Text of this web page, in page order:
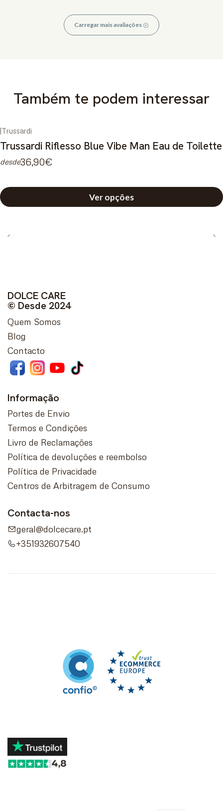
Carregar mais avaliações
Também te podem interessar
|Trussardi
Trussardi Riflesso Blue Vibe Man Eau de Toilette
desde36,90€
Ver opções
DOLCE CARE
© Desde 2024
Quem Somos
Blog
Contacto
Informação
Portes de Envio
Termos e Condições
Livro de Reclamações
Política de devoluções e reembolso
Política de Privacidade
Centros de Arbitragem de Consumo
Contacta-nos
geral@dolcecare.pt
+351932607540